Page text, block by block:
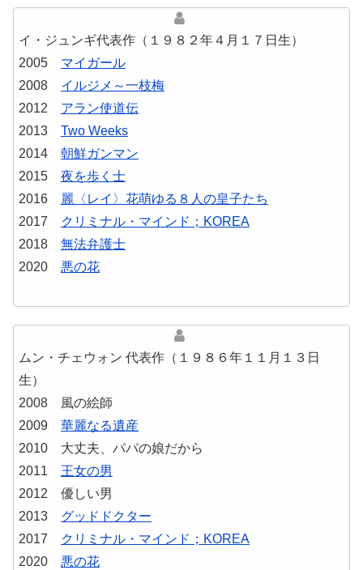
イ・ジュンギ代表作（１９８２年４月１７日生）
2005 マイガール
2008 イルジメ～一枝梅
2012 アラン使道伝
2013 Two Weeks
2014 朝鮮ガンマン
2015 夜を歩く士
2016
麗〈レイ〉花萌ゆる８人の皇子たち
2017
クリミナル・マインド；KOREA
2018 無法弁護士
2020 悪の花
ムン・チェウォン 代表作（１９８６年１１月１３日
生）
2008 風の絵師
2009 華麗なる遺産
2010 大丈夫、パパの娘だから
2011 王女の男
2012 優しい男
2013 グッドドクター
2017
クリミナル・マインド；KOREA
2020 悪の花